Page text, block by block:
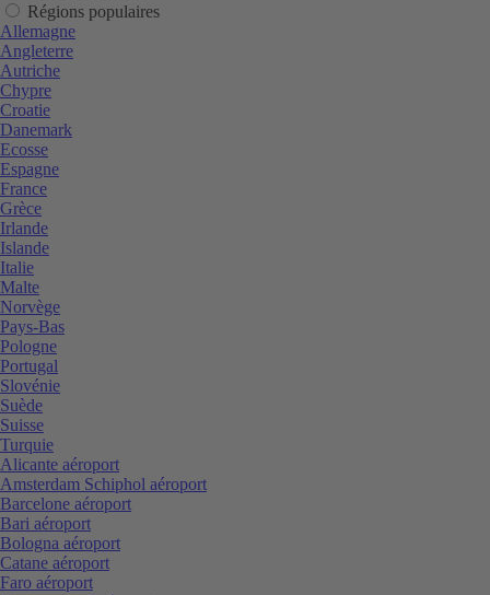
Régions populaires
Allemagne
Angleterre
Autriche
Chypre
Croatie
Danemark
Ecosse
Espagne
France
Grèce
Irlande
Islande
Italie
Malte
Norvège
Pays-Bas
Pologne
Portugal
Slovénie
Suède
Suisse
Turquie
Alicante aéroport
Amsterdam Schiphol aéroport
Barcelone aéroport
Bari aéroport
Bologna aéroport
Catane aéroport
Faro aéroport